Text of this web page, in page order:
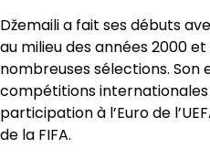
Džemaili a fait ses débuts
au milieu des années 2000
nombreuses sélections. Son
compétitions
participation à l’Euro de
de la FIFA.